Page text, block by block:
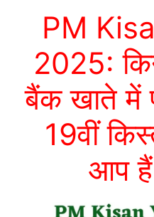
PM
2025:
बैंक खाते में
19वीं
आप